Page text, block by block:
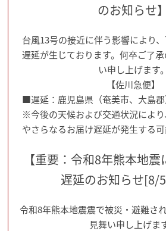
のお知らせ】
台風13号の接近に伴う影響により
遅延が生じております。何卒ご了
い申し上げます。
【佐川急便】
■遅延：鹿児島県（奄美市、大島郡
※今後の天候および交通状況によ
やさらなるお届け遅延が発生する可
【重要：令和8年熊本地
遅延のお知らせ[8/5
令和8年熊本地震震で被災・避難さ
見舞い申し上げます